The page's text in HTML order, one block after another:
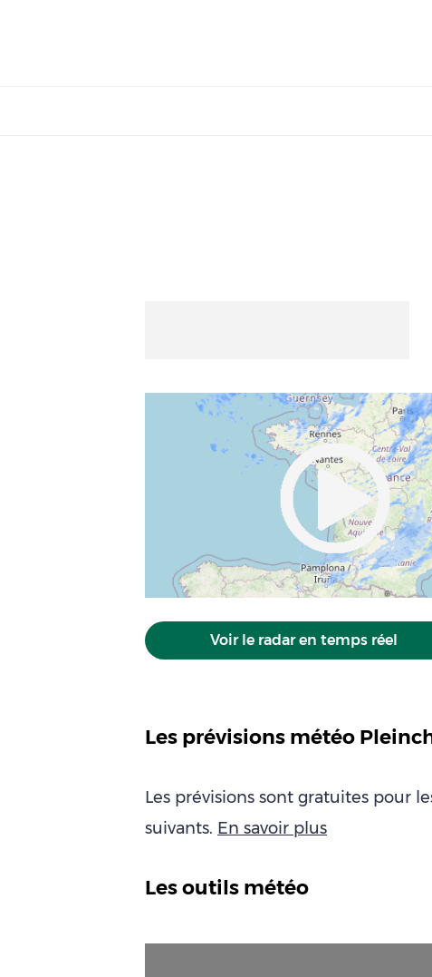
Voir le radar en temps réel
Les prévisions météo
Les prévisions sont gratuites pour
suivants. En savoir plus
Les outils météo